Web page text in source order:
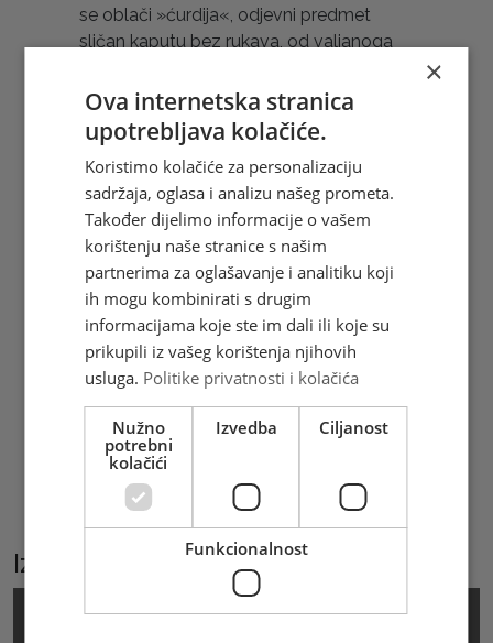
se oblači »ćurdija«, odjevni predmet
sličan kaputu bez rukava, od valjanoga
ispod koljena i ukrašava se privjescima
od čohe, vezom u boji, šljokicama i
novčićima pričvršćenima na odjeću.
Djevojke za udaju stavljaju na sebe
»kitnju« (nakit). Na glavi se nose kapa,
»fes« i marama. Na »fes« se prišiva
srebrni novac. Preko »fesa« se stavlja
vezena »krpa« (marama). Marame su
jednake kod djevojaka i mladih žena. U
starijih je žena manje šara na »krpi«.
Ornamenti na marami i uopće na platnu
najčešće su boje trule višnje. Na košulju
se stavlja vunena pregača, »pregnjač ili
pregač«, s uzicama koje služe i umjesto
pojasa. Hrvatska pošta Mostar izdala je
prigodnu omotnicu prvog dana i
maksimum kartu.
Izaberite podkategoriju
Marka
×
Ova internetska stranica
upotrebljava kolačiće.
Koristimo kolačiće za personalizaciju
sadržaja, oglasa i analizu našeg prometa.
Također dijelimo informacije o vašem
korištenju naše stranice s našim
partnerima za oglašavanje i analitiku koji
ih mogu kombinirati s drugim
informacijama koje ste im dali ili koje su
prikupili iz vašeg korištenja njihovih
usluga. Politike privatnosti i kolačića
Nužno
potrebni
kolačići
Izvedba Ciljanost
Funkcionalnost